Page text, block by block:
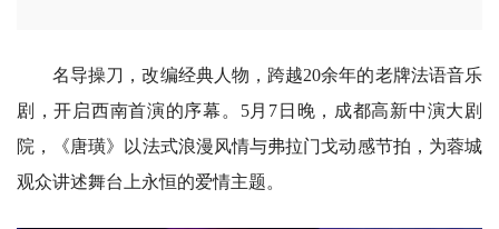
名导操刀，改编经典人物，跨越20余年的老牌法语音乐
剧，开启西南首演的序幕。5月7日晚，成都高新中演大剧
院，《唐璜》以法式浪漫风情与弗拉门戈动感节拍，为蓉城
观众讲述舞台上永恒的爱情主题。